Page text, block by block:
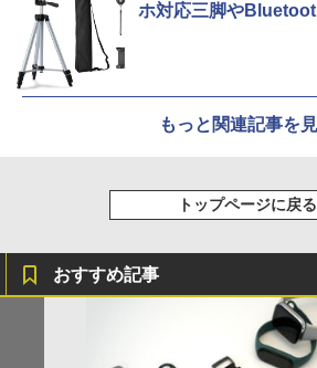
ホ対応三脚や
もっと関連記事を
トップページに戻る
おすすめ記事